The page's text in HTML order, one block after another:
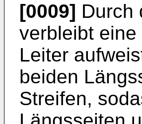
[0009] Durch
verbleibt
Leiter
beiden
Streifen,